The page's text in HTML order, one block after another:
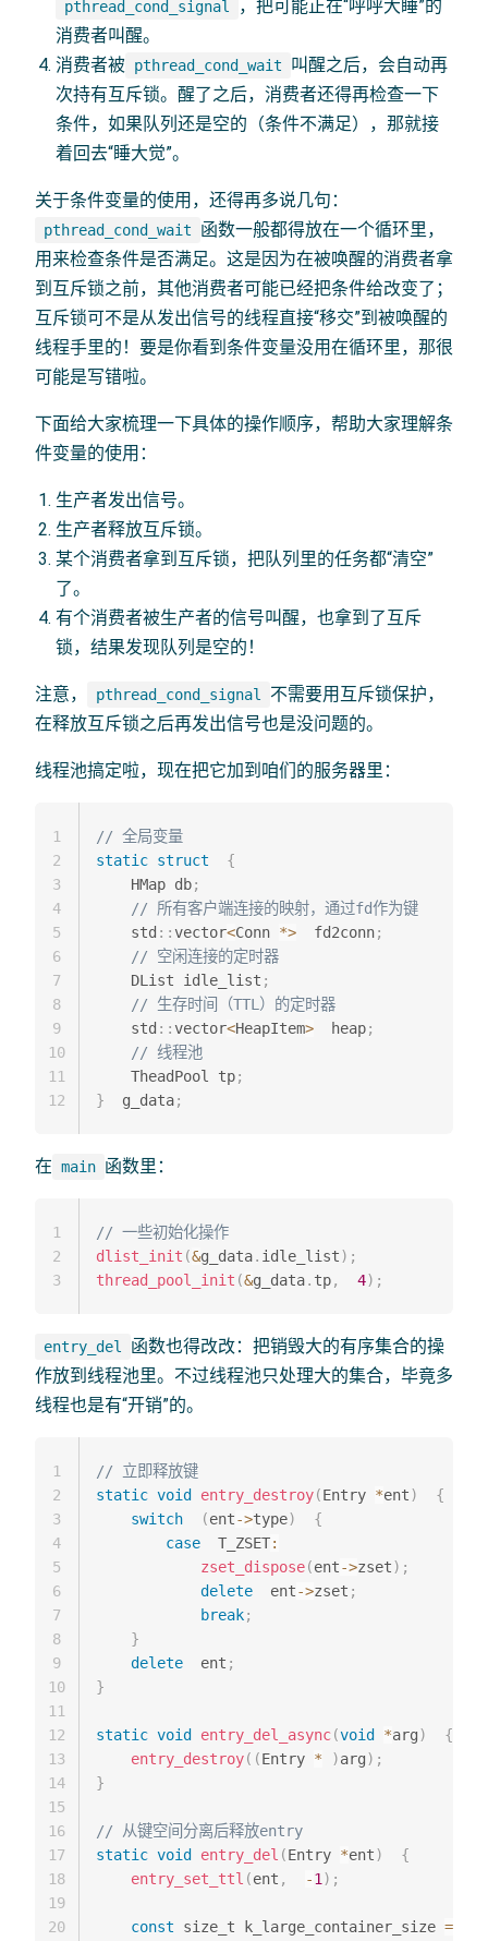
pthread_cond_signal
，把可能正在“呼呼大睡”的
消费者叫醒。
消费者被 pthread_cond_wait
叫醒之后，会自动再
次持有互斥锁。醒了之后，消费者还得再检查一下
条件，如果队列还是空的（条件不满足），那就接
着回去“睡大觉”。
关于条件变量的使用，还得再多说几句：
pthread_cond_wait
函数一般都得放在一个循环里，
用来检查条件是否满足。这是因为在被唤醒的消费者拿
到互斥锁之前，其他消费者可能已经把条件给改变了；
互斥锁可不是从发出信号的线程直接“移交”到被唤醒的
线程手里的！要是你看到条件变量没用在循环里，那很
可能是写错啦。
下面给大家梳理一下具体的操作顺序，帮助大家理解条
件变量的使用：
生产者发出信号。
生产者释放互斥锁。
某个消费者拿到互斥锁，把队列里的任务都“清空”
了。
有个消费者被生产者的信号叫醒，也拿到了互斥
锁，结果发现队列是空的！
注意， pthread_cond_signal
不需要用互斥锁保护，
在释放互斥锁之后再发出信号也是没问题的。
线程池搞定啦，现在把它加到咱们的服务器里：
// 全局变量
static struct
{
    HMap db
;
// 所有客户端连接的映射，通过fd作为键
    std
::vector<Conn *>
  fd2conn
;
// 空闲连接的定时器
    DList idle_list
;
// 生存时间（TTL）的定时器
    std
::vector<HeapItem>
  heap
;
// 线程池
    TheadPool tp
;
}
  g_data
;
1
2
3
4
5
6
7
8
9
10
11
12
在 main 函数里：
// 一些初始化操作
dlist_init (&g_data. idle_list) ;
thread_pool_init (&g_data. tp, 4) ;
1
2
3
entry_del
函数也得改改：把销毁大的有序集合的操
作放到线程池里。不过线程池只处理大的集合，毕竟多
线程也是有“开销”的。
// 立即释放键
static void entry_destroy(Entry *ent)
{
switch
(ent->type)
{
case
  T_ZSET
:
zset_dispose(ent->zset) ;
delete
  ent
->zset ;
break;
}
delete
  ent
;
}
static void entry_del_async(void *arg)
{
entry_destroy( (Entry * )arg) ;
}
// 从键空间分离后释放entry
static void entry_del (Entry *ent)
{
entry_set_ttl (ent , -1 ) ;
const size_t k_large_container_size =
1
2
3
4
5
6
7
8
9
10
11
12
13
14
15
16
17
18
19
20